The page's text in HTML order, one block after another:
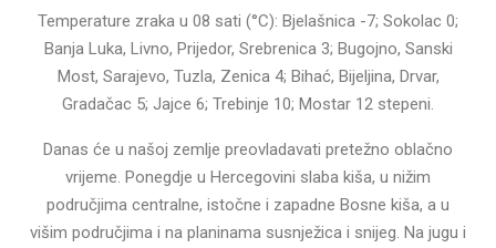
Temperature zraka u 08 sati (°C): Bjelašnica -7; Sokolac 0;
Banja Luka, Livno, Prijedor, Srebrenica 3; Bugojno, Sanski
Most, Sarajevo, Tuzla, Zenica 4; Bihać, Bijeljina, Drvar,
Gradačac 5; Jajce 6; Trebinje 10; Mostar 12 stepeni.
Danas će u našoj zemlje preovladavati pretežno oblačno
vrijeme. Ponegdje u Hercegovini slaba kiša, u nižim
područjima centralne, istočne i zapadne Bosne kiša, a u
višim područjima i na planinama susnježica i snijeg. Na jugu i